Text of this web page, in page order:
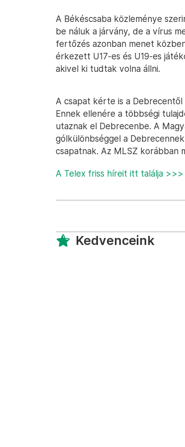
A Békéscsaba közleménye
be náluk a járvány, de a vírus
fertőzés azonban menet
érkezett U17-es és U19-es
akivel ki tudtak volna állni.
A csapat kérte is a
Ennek ellenére a többségi
utaznak el Debrecenbe. A
gólkülönbséggel a
csapatnak. Az MLSZ korábban
A Telex friss híreit itt találja >>>
Kedvenceink